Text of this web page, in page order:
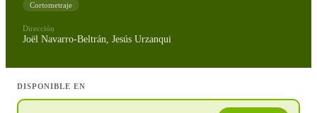
Cortometraje
Dirección
Joël Navarro-Beltrán, Jesús Urzanqui
DISPONIBLE EN